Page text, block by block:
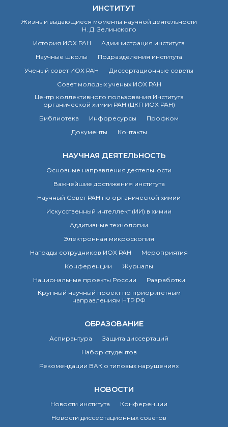
ИНСТИТУТ
Жизнь и выдающиеся моменты научной деятельности
Н. Д. Зелинского
История ИОХ РАН
Администрация института
Научные школы
Подразделения института
Ученый совет ИОХ РАН
Диссертационные советы
Совет молодых ученых ИОХ РАН
Центр коллективного пользования Института
органической химии РАН (ЦКП ИОХ РАН)
Библиотека
Инфоресурсы
Профком
Документы
Контакты
НАУЧНАЯ ДЕЯТЕЛЬНОСТЬ
Основные направления деятельности
Важнейшие достижения института
Научный Совет РАН по органической химии
Искусственный интеллект (ИИ) в химии
Аддитивные технологии
Электронная микроскопия
Награды сотрудников ИОХ РАН
Мероприятия
Конференции
Журналы
Национальные проекты России
Разработки
Крупный научный проект по приоритетным
направлениям НТР РФ
ОБРАЗОВАНИЕ
Аспирантура
Защита диссертаций
Набор студентов
Рекомендации ВАК о типовых нарушениях
НОВОСТИ
Новости института
Конференции
Новости диссертационных советов